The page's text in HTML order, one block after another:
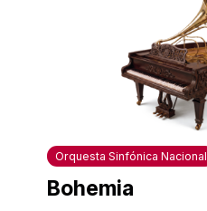
Orquesta Sinfónica Nacional
Bohemia